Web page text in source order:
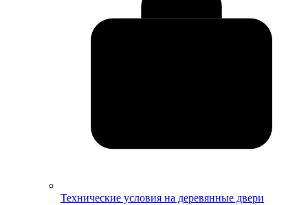
Технические условия на деревянные двери